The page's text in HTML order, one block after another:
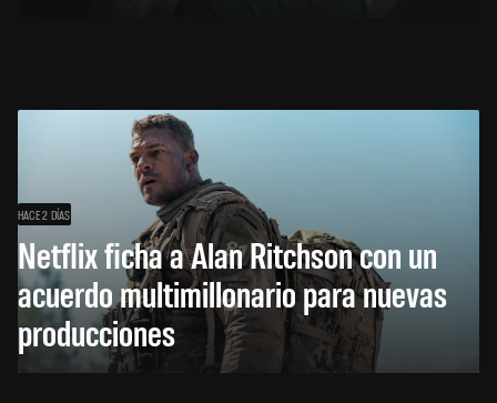
HACE 2 DÍAS
Netflix ficha a Alan Ritchson con un
acuerdo multimillonario para nuevas
producciones